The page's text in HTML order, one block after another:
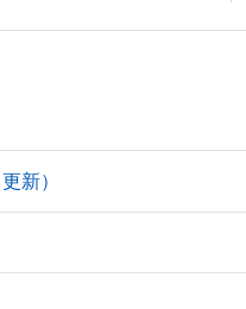
新）